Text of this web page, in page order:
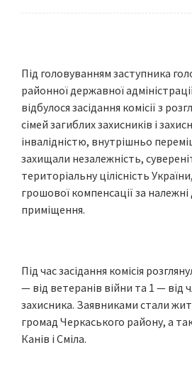
Під головуванням заступника
районної державної
відбулося засідання комісії з
сімей загиблих захисників і
інвалідністю, внутрішньо
захищали незалежність,
територіальну цілісність
грошової компенсації за
приміщення.
Під час засідання комісія
— від ветеранів війни та 1 — від
захисника. Заявниками стали
громад Черкаського району, а
Канів і Сміла.